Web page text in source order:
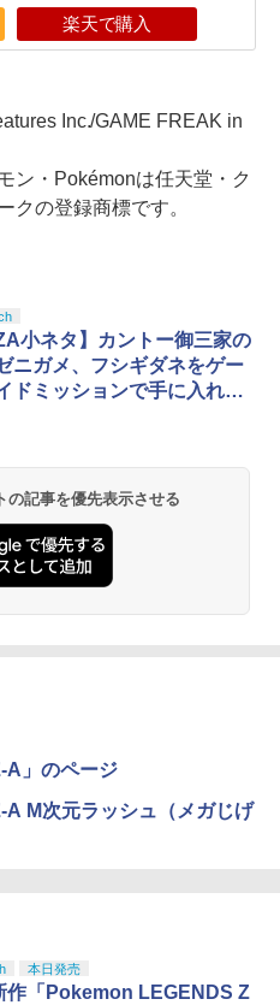
楽天で購入
Inc./GAME FREAK in
ン・Pokémonは任天堂・ク
クの登録商標です。
小ネタ】カントー御三家の
ニガメ、フシギダネをゲー
ドミッションで手に入れよ
記事を優先表示させる
」のページ
M次元ラッシュ（メガじげ
本日発売
作「Pokemon LEGENDS Z